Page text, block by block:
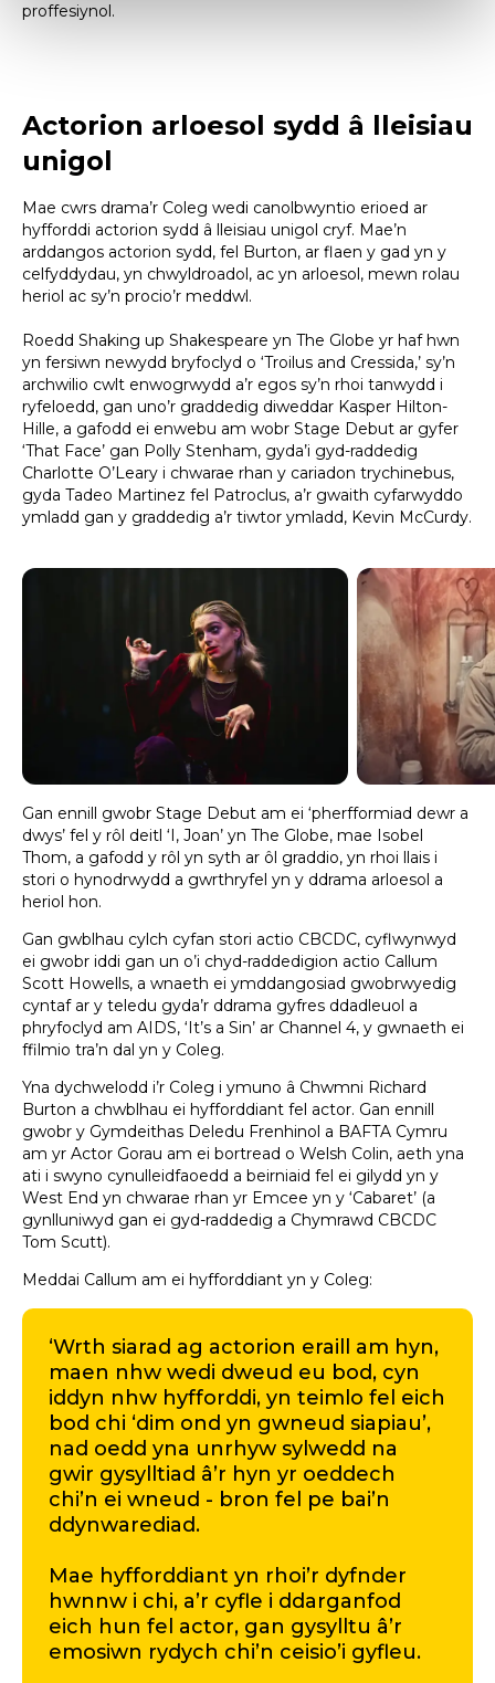
proffesiynol.
Actorion arloesol sydd â lleisiau
unigol
Mae cwrs drama’r Coleg wedi canolbwyntio erioed ar
hyfforddi actorion sydd â lleisiau unigol cryf. Mae’n
arddangos actorion sydd, fel Burton, ar flaen y gad yn y
celfyddydau, yn chwyldroadol, ac yn arloesol, mewn rolau
heriol ac sy’n procio’r meddwl.
Roedd Shaking up Shakespeare yn The Globe yr haf hwn
yn fersiwn newydd bryfoclyd o ‘Troilus and Cressida,’ sy’n
archwilio cwlt enwogrwydd a’r egos sy’n rhoi tanwydd i
ryfeloedd, gan uno’r graddedig diweddar Kasper Hilton-
Hille, a gafodd ei enwebu am wobr Stage Debut ar gyfer
‘That Face’ gan Polly Stenham, gyda’i gyd-raddedig
Charlotte O’Leary i chwarae rhan y cariadon trychinebus,
gyda Tadeo Martinez fel Patroclus, a’r gwaith cyfarwyddo
ymladd gan y graddedig a’r tiwtor ymladd, Kevin McCurdy.
Gan ennill gwobr Stage Debut am ei ‘pherfformiad dewr a
dwys’ fel y rôl deitl ‘I, Joan’ yn The Globe, mae Isobel
Thom, a gafodd y rôl yn syth ar ôl graddio, yn rhoi llais i
stori o hynodrwydd a gwrthryfel yn y ddrama arloesol a
heriol hon.
Gan gwblhau cylch cyfan stori actio CBCDC, cyflwynwyd
ei gwobr iddi gan un o’i chyd-raddedigion actio Callum
Scott Howells, a wnaeth ei ymddangosiad gwobrwyedig
cyntaf ar y teledu gyda’r ddrama gyfres ddadleuol a
phryfoclyd am AIDS, ‘It’s a Sin’ ar Channel 4, y gwnaeth ei
ffilmio tra’n dal yn y Coleg.
Yna dychwelodd i’r Coleg i ymuno â Chwmni Richard
Burton a chwblhau ei hyfforddiant fel actor. Gan ennill
gwobr y Gymdeithas Deledu Frenhinol a BAFTA Cymru
am yr Actor Gorau am ei bortread o Welsh Colin, aeth yna
ati i swyno cynulleidfaoedd a beirniaid fel ei gilydd yn y
West End yn chwarae rhan yr Emcee yn y ‘Cabaret’ (a
gynlluniwyd gan ei gyd-raddedig a Chymrawd CBCDC
Tom Scutt).
Meddai Callum am ei hyfforddiant yn y Coleg:
‘Wrth siarad ag actorion eraill am hyn,
maen nhw wedi dweud eu bod, cyn
iddyn nhw hyfforddi, yn teimlo fel eich
bod chi ‘dim ond yn gwneud siapiau’,
nad oedd yna unrhyw sylwedd na
gwir gysylltiad â’r hyn yr oeddech
chi’n ei wneud - bron fel pe bai’n
ddynwarediad.
Mae hyfforddiant yn rhoi’r dyfnder
hwnnw i chi, a’r cyfle i ddarganfod
eich hun fel actor, gan gysylltu â’r
emosiwn rydych chi’n ceisio’i gyfleu.